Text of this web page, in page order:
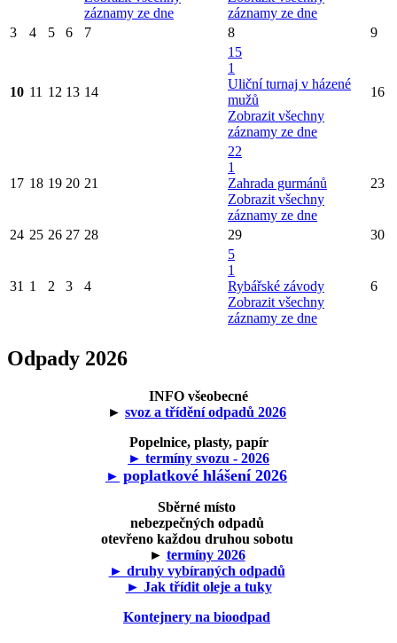
záznamy ze dne
záznamy ze dne
3
4 5 6 7 8 9
10 11 12 13 14
15
1
Uliční turnaj v házené
mužů
Zobrazit všechny
záznamy ze dne
16
17 18 19 20 21
22
1
Zahrada gurmánů
Zobrazit všechny
záznamy ze dne
23
24 25 26 27 28 29 30
31 1 2 3 4
5
1
Rybářské závody
Zobrazit všechny
záznamy ze dne
6
Odpady 2026
INFO všeobecné
► svoz a třídění odpadů 2026
Popelnice, plasty, papír
► termíny svozu - 2026
► poplatkové hlášení 2026
Sběrné místo
nebezpečných odpadů
otevřeno každou druhou sobotu
► termíny 2026
► druhy vybíraných odpadů
► Jak třídit oleje a tuky
Kontejnery na bioodpad